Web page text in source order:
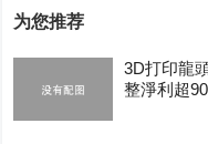
为您推荐
3D打印龍
整淨利超